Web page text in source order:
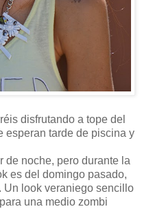
disfrutando a tope del
esperan tarde de piscina y
de noche, pero durante la
es del domingo pasado,
Un look veraniego sencillo
una medio zombi